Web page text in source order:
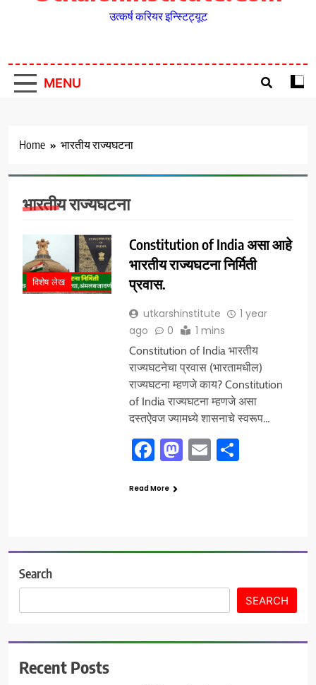
उत्कर्ष करियर इन्स्टिट्यूट
MENU
Home भारतीय राज्यघटना
भारतीय राज्यघटना
विशेष लेख
Constitution of India असा आहे
भारतीय राज्यघटना निर्मिती
प्रवास.
utkarshinstitute
1 year
ago
0 1 mins
Constitution of India भारतीय
राज्यघटनेचा प्रवास (भारतामधील)
राज्यघटना म्हणजे काय? Constitution
of India राज्यघटना म्हणजे असा
दस्तऐवज ज्यामध्ये शासनाचे स्वरूप…
Facebook
Mastodon
EmailShare
Read More
Search
SEARCH
Recent Posts